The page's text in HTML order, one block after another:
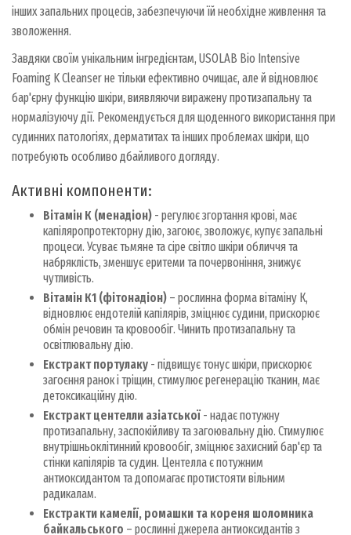
інших запальних процесів, забезпечуючи їй необхідне живлення та
зволоження.
Завдяки своїм унікальним інгредієнтам, USOLAB Bio Intensive
Foaming K Cleanser не тільки ефективно очищає, але й відновлює
бар'єрну функцію шкіри, виявляючи виражену протизапальну та
нормалізуючу дії. Рекомендується для щоденного використання при
судинних патологіях, дерматитах та інших проблемах шкіри, що
потребують особливо дбайливого догляду.
Активні компоненти:
Вітамін К (менадіон) - регулює згортання крові, має
капіляропротекторну дію, загоює, зволожує, купує запальні
процеси. Усуває тьмяне та сіре світло шкіри обличчя та
набряклість, зменшує еритеми та почервоніння, знижує
чутливість.
Вітамін К1 (фітонадіон) – рослинна форма вітаміну К,
відновлює ендотелій капілярів, зміцнює судини, прискорює
обмін речовин та кровообіг. Чинить протизапальну та
освітлювальну дію.
Екстракт портулаку - підвищує тонус шкіри, прискорює
загоєння ранок і тріщин, стимулює регенерацію тканин, має
детоксикаційну дію.
Екстракт центелли азіатської - надає потужну
протизапальну, заспокійливу та загоювальну дію. Стимулює
внутрішньоклітинний кровообіг, зміцнює захисний бар'єр та
стінки капілярів та судин. Центелла є потужним
антиоксидантом та допомагає протистояти вільним
радикалам.
Екстракти камелії, ромашки та кореня шоломника
байкальського – рослинні джерела антиоксидантів з